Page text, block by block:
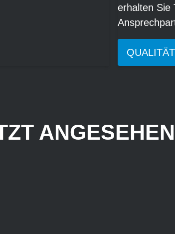
erhalten Sie